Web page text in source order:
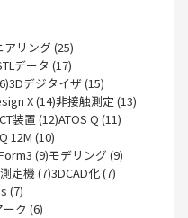
アリング (25)
データ (17)
3Dデジタイザ (15)
X (14)非接触測定 (13)
装置 (12)ATOS Q (11)
12M (10)
(9)モデリング (9)
定機 (7)3DCAD化 (7)
(7)
ク (6)